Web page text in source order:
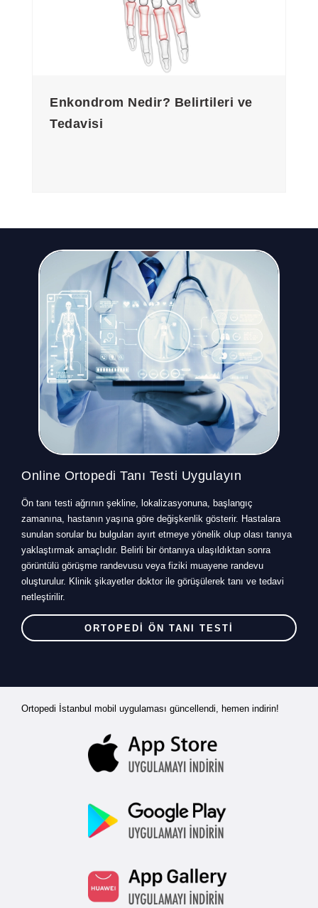
Enkondrom Nedir? Belirtileri ve
Tedavisi
Online Ortopedi Tanı Testi Uygulayın
Ön tanı testi ağrının şekline, lokalizasyonuna, başlangıç
zamanına, hastanın yaşına göre değişkenlik gösterir. Hastalara
sunulan sorular bu bulguları ayırt etmeye yönelik olup olası tanıya
yaklaştırmak amaçlıdır. Belirli bir öntanıya ulaşıldıktan sonra
görüntülü görüşme randevusu veya fiziki muayene randevu
oluşturulur. Klinik şikayetler doktor ile görüşülerek tanı ve tedavi
netleştirilir.
ORTOPEDİ ÖN TANI TESTİ
Ortopedi İstanbul mobil uygulaması güncellendi, hemen indirin!